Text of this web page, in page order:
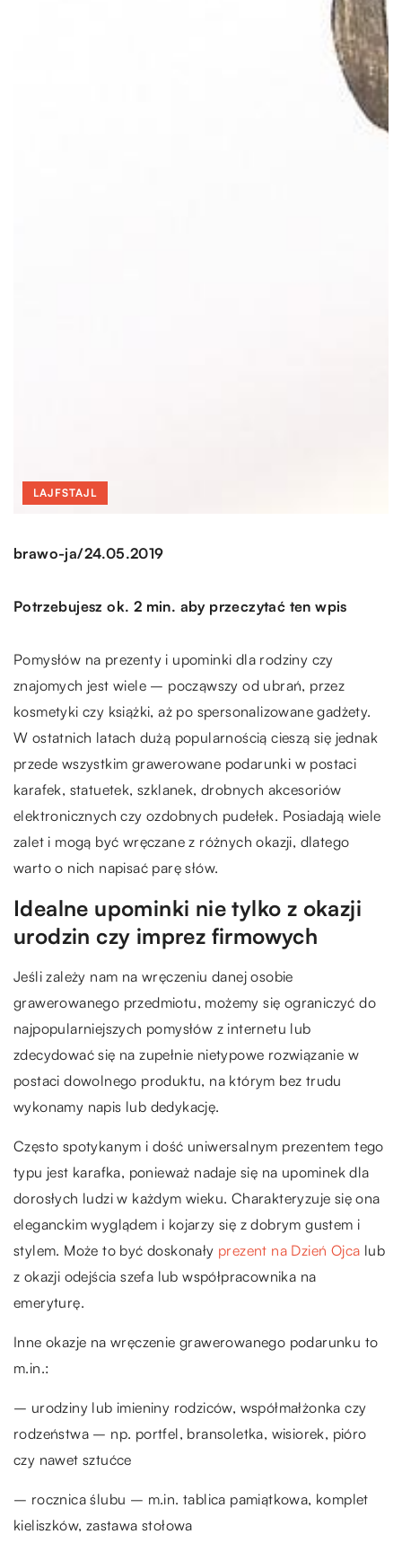
LAJFSTAJL
brawo-ja/24.05.2019
Potrzebujesz ok. 2 min. aby przeczytać ten wpis
Pomysłów na prezenty i upominki dla rodziny czy
znajomych jest wiele – począwszy od ubrań, przez
kosmetyki czy książki, aż po spersonalizowane gadżety.
W ostatnich latach dużą popularnością cieszą się jednak
przede wszystkim grawerowane podarunki w postaci
karafek, statuetek, szklanek, drobnych akcesoriów
elektronicznych czy ozdobnych pudełek. Posiadają wiele
zalet i mogą być wręczane z różnych okazji, dlatego
warto o nich napisać parę słów.
Idealne upominki nie tylko z okazji
urodzin czy imprez firmowych
Jeśli zależy nam na wręczeniu danej osobie
grawerowanego przedmiotu, możemy się ograniczyć do
najpopularniejszych pomysłów z internetu lub
zdecydować się na zupełnie nietypowe rozwiązanie w
postaci dowolnego produktu, na którym bez trudu
wykonamy napis lub dedykację.
Często spotykanym i dość uniwersalnym prezentem tego
typu jest karafka, ponieważ nadaje się na upominek dla
dorosłych ludzi w każdym wieku. Charakteryzuje się ona
eleganckim wyglądem i kojarzy się z dobrym gustem i
stylem. Może to być doskonały prezent na Dzień Ojca lub
z okazji odejścia szefa lub współpracownika na
emeryturę.
Inne okazje na wręczenie grawerowanego podarunku to
m.in.:
– urodziny lub imieniny rodziców, współmałżonka czy
rodzeństwa – np. portfel, bransoletka, wisiorek, pióro
czy nawet sztućce
– rocznica ślubu – m.in. tablica pamiątkowa, komplet
kieliszków, zastawa stołowa